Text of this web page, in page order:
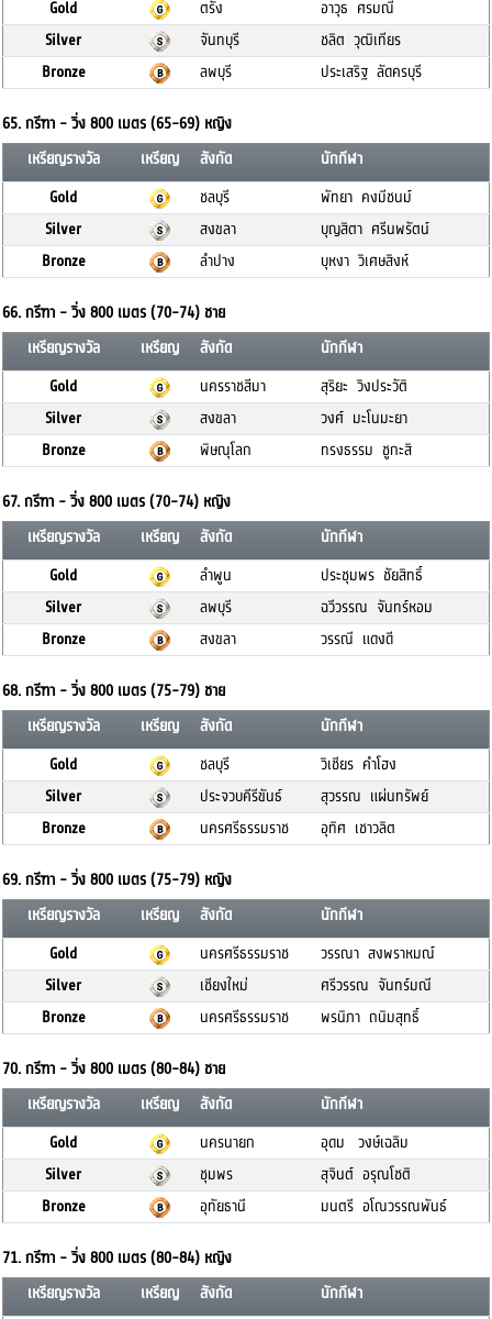
Gold ตรัง
อาวุธ ศรมณี
Silver
จันทบุรี
ชลิต วุฒิเทียร
Bronze
ลพบุรี ประเสริฐ ลัดครบุรี
65. กรีฑา - วิ่ง 800 เมตร (65-69) หญิง
เหรียญรางวัล
เหรียญ สังกัด
นักกีฬา
Gold
ชลบุรี
พัทยา คงมีชนม์
Silver
สงขลา
บุญสิตา ศรีนพรัตน์
Bronze
ลำปาง บุหงา วิเศษสิงห์
66. กรีฑา - วิ่ง 800 เมตร (70-74) ชาย
เหรียญรางวัล
เหรียญ สังกัด
นักกีฬา
Gold
นครราชสีมา
สุริยะ วิงประวัติ
Silver
สงขลา
วงศ์ มะโนมะยา
Bronze
พิษณุโลก ทรงธรรม ชูกะสิ
67. กรีฑา - วิ่ง 800 เมตร (70-74) หญิง
เหรียญรางวัล
เหรียญ สังกัด
นักกีฬา
Gold
ลำพูน
ประชุมพร ชัยสิทธิ์
Silver
ลพบุรี
ฉวีวรรณ จันทร์หอม
Bronze
สงขลา วรรณี แดงดี
68. กรีฑา - วิ่ง 800 เมตร (75-79) ชาย
เหรียญรางวัล
เหรียญ สังกัด
นักกีฬา
Gold
ชลบุรี
วิเชียร คำโฮง
Silver
ประจวบคีรีขันธ์
สุวรรณ แผ่นทรัพย์
Bronze
นครศรีธรรมราช อุทิศ เชาวลิต
69. กรีฑา - วิ่ง 800 เมตร (75-79) หญิง
เหรียญรางวัล
เหรียญ สังกัด
นักกีฬา
Gold
นครศรีธรรมราช
วรรณา สงพราหมณ์
Silver
เชียงใหม่
ศรีวรรณ จันทร์มณี
Bronze
นครศรีธรรมราช พรนิภา ถนิมสุทธิ์
70. กรีฑา - วิ่ง 800 เมตร (80-84) ชาย
เหรียญรางวัล
เหรียญ สังกัด
นักกีฬา
Gold
นครนายก
อุดม วงษ์เฉลิม
Silver
ชุมพร
สุจินต์ อรุณโชติ
Bronze
อุทัยธานี มนตรี อโณวรรณพันธ์
71. กรีฑา - วิ่ง 800 เมตร (80-84) หญิง
เหรียญรางวัล
เหรียญ สังกัด
นักกีฬา